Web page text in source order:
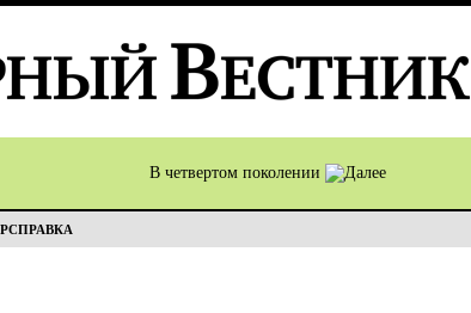
В четвертом поколении